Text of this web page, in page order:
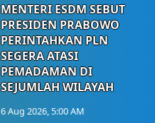
MENTERI ESDM SEBUT
PRESIDEN PRABOWO
PERINTAHKAN PLN
SEGERA ATASI
PEMADAMAN DI
SEJUMLAH WILAYAH
6 Aug 2026, 5:00 AM